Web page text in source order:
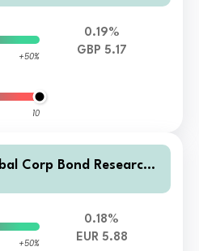
+50%
10
0.19%
GBP 5.17
Corp Bond Research
+50%
0.18%
EUR 5.88